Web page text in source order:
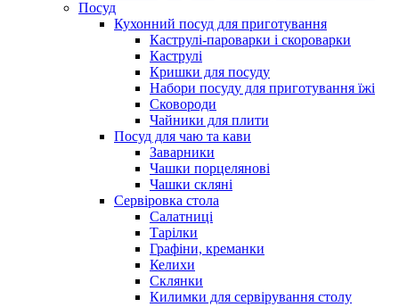
Посуд
Кухонний посуд для приготування
Каструлі-пароварки і скороварки
Каструлі
Кришки для посуду
Набори посуду для приготування їжі
Сковороди
Чайники для плити
Посуд для чаю та кави
Заварники
Чашки порцелянові
Чашки скляні
Сервіровка стола
Салатниці
Тарілки
Графіни, креманки
Келихи
Склянки
Килимки для сервірування столу